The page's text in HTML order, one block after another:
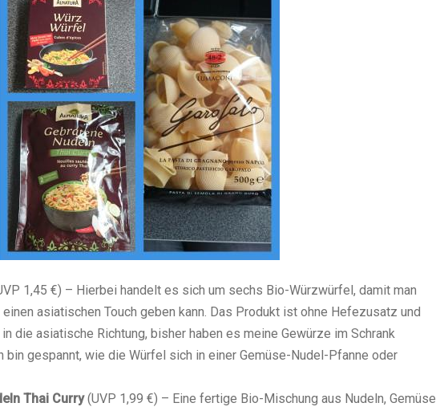
1,45 €) – Hierbei handelt es sich um sechs Bio-Würzwürfel, damit man
asiatischen Touch geben kann. Das Produkt ist ohne Hefezusatz und
die asiatische Richtung, bisher haben es meine Gewürze im Schrank
bin gespannt, wie die Würfel sich in einer Gemüse-Nudel-Pfanne oder
Thai Curry(UVP 1,99 €) – Eine fertige Bio-Mischung aus Nudeln, Gemüse